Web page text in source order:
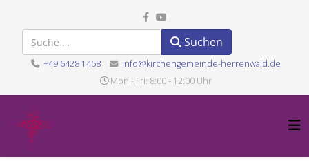
Suchen Suchen
+49 6428 1458
info@kirchengemeinde-herrenwald.de
Mon - Fri: 8:00 - 12:00 Uhr